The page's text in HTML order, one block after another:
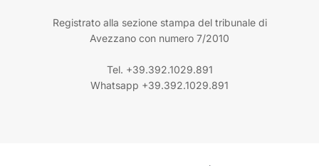
Registrato alla sezione stampa del tribunale di
Avezzano con numero 7/2010
Tel. +39.392.1029.891
Whatsapp +39.392.1029.891